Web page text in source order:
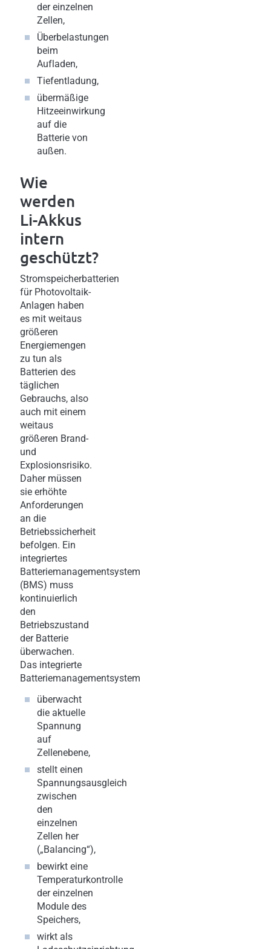
der einzelnen
Zellen,
Überbelastungen
beim
Aufladen,
Tiefentladung,
übermäßige
Hitzeeinwirkung
auf die
Batterie von
außen.
Wie
werden
Li-Akkus
intern
geschützt?
Stromspeicherbatterien
für Photovoltaik-
Anlagen haben
es mit weitaus
größeren
Energiemengen
zu tun als
Batterien des
täglichen
Gebrauchs, also
auch mit einem
weitaus
größeren Brand-
und
Explosionsrisiko.
Daher müssen
sie erhöhte
Anforderungen
an die
Betriebssicherheit
befolgen. Ein
integriertes
Batteriemanagementsystem
(BMS) muss
kontinuierlich
den
Betriebszustand
der Batterie
überwachen.
Das integrierte
Batteriemanagementsystem
überwacht
die aktuelle
Spannung
auf
Zellenebene,
stellt einen
Spannungsausgleich
zwischen
den
einzelnen
Zellen her
(„Balancing“),
bewirkt eine
Temperaturkontrolle
der einzelnen
Module des
Speichers,
wirkt als